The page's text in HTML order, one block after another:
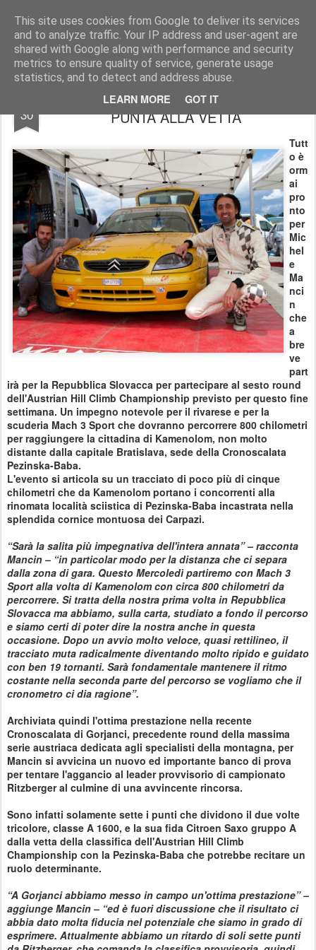
This site uses cookies from Google to deliver its services
and to analyze traffic. Your IP address and user-agent are
shared with Google along with performance and security
metrics to ensure quality of service, generate usage
statistics, and to detect and address abuse.
LEARN MORE GOT IT
AutoMotoCorse. Motorsport Random News 280912
30
PEZINSKA-BABA: MICHELE MANCIN
PUNTA ALLA VETTA
Tutt
o è
orm
ai
pro
nto
per
Mic
hel
e
Ma
nci
n
che
a
bre
ve
part
irà per la Repubblica Slovacca per partecipare al sesto round
dell'Austrian Hill Climb Championship previsto per questo fine
settimana. Un impegno notevole per il rivarese e per la
scuderia Mach 3 Sport che dovranno percorrere 800 chilometri
per raggiungere la cittadina di Kamenolom, non molto
distante dalla capitale Bratislava, sede della Cronoscalata
Pezinska-Baba.
L'evento si articola su un tracciato di poco più di cinque
chilometri che da Kamenolom portano i concorrenti alla
rinomata località sciistica di Pezinska-Baba incastrata nella
splendida cornice montuosa dei Carpazi.
“Sarà la salita più impegnativa dell'intera annata” – racconta
Mancin – “in particolar modo per la distanza che ci separa
dalla zona di gara. Questo Mercoledì partiremo con Mach 3
Sport alla volta di Kamenolom con circa 800 chilometri da
percorrere. Si tratta della nostra prima volta in Repubblica
Slovacca ma abbiamo, sulla carta, studiato a fondo il percorso
e siamo certi di poter dire la nostra anche in questa
occasione. Dopo un avvio molto veloce, quasi rettilineo, il
tracciato muta radicalmente diventando molto ripido e guidato
con ben 19 tornanti. Sarà fondamentale mantenere il ritmo
costante nella seconda parte del percorso se vogliamo che il
cronometro ci dia ragione”.
Archiviata quindi l'ottima prestazione nella recente
Cronoscalata di Gorjanci, precedente round della massima
serie austriaca dedicata agli specialisti della montagna, per
Mancin si avvicina un nuovo ed importante banco di prova
per tentare l'aggancio al leader provvisorio di campionato
Ritzberger al culmine di una avvincente rincorsa.
Sono infatti solamente sette i punti che dividono il due volte
tricolore, classe A 1600, e la sua fida Citroen Saxo gruppo A
dalla vetta della classifica dell'Austrian Hill Climb
Championship con la Pezinska-Baba che potrebbe recitare un
ruolo determinante.
“A Gorjanci abbiamo messo in campo un'ottima prestazione” –
aggiunge Mancin – “ed è fuori discussione che il risultato ci
abbia dato molta fiducia nel potenziale che siamo in grado di
esprimere. Attualmente abbiamo un ritardo di soli sette punti